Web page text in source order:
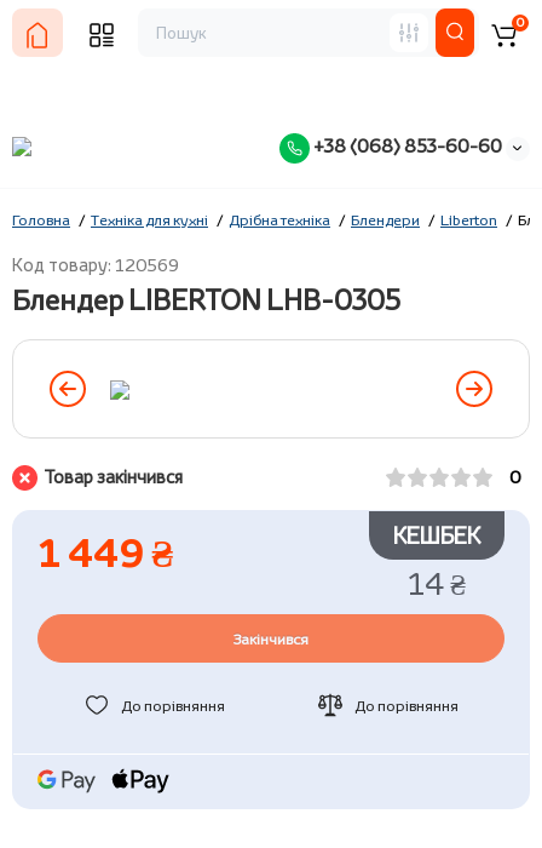
+38 (068) 853-60-60
0
Головна Техніка для кухні Дрібна техніка Блендери Liberton
Код товару: 120569
Блендер LIBERTON LHB-0305
Товар закінчився 0
1 449 ₴ КЕШБЕК
14 ₴
Закінчився
До порівняння До порівняння